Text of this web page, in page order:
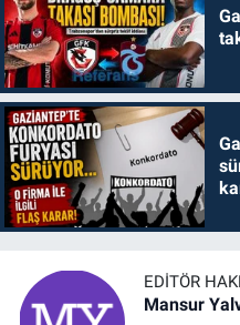
EDITÖR
Mansur